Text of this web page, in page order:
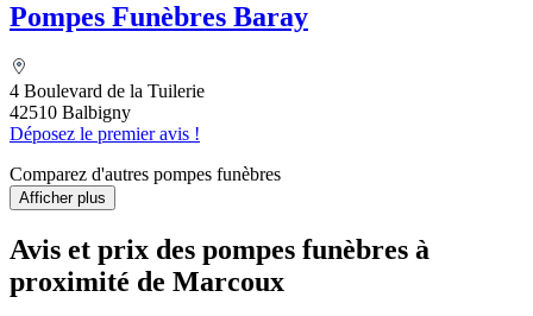
Pompes Funèbres Baray
4 Boulevard de la Tuilerie
42510 Balbigny
Déposez le premier avis !
Comparez d'autres pompes funèbres
Afficher plus
Avis et prix des pompes funèbres à
proximité de Marcoux